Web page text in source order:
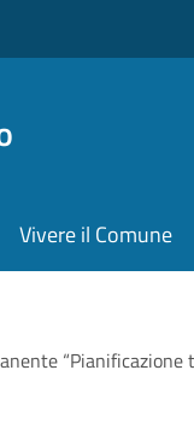
Vivere il Comune